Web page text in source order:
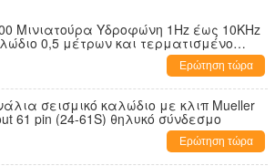
Μινιατούρα Υδροφώνη 1Hz έως 10KHz
0,5 μέτρων και τερματισμένο
Ερώτηση τώρα
σεισμικό καλώδιο με κλιπ Mueller
61 pin (24-61S) θηλυκό σύνδεσμο
Ερώτηση τώρα